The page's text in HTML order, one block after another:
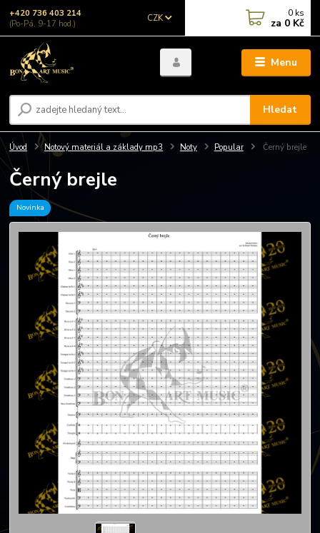
Menu
CZK
Hledat
+420 736 403 214
(Po-Pá, 9-17 hod.)
0 ks
za 0 Kč
Úvod Notový materiál a základy mp3 Noty Popular Černý brejle
Černý brejle
Novinka